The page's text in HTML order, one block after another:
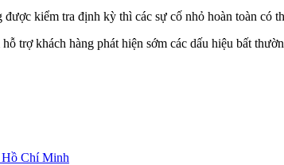
kiểm tra định kỳ thì các sự cố nhỏ hoàn toàn có
trợ khách hàng phát hiện sớm các dấu hiệu bất
Hồ Chí Minh